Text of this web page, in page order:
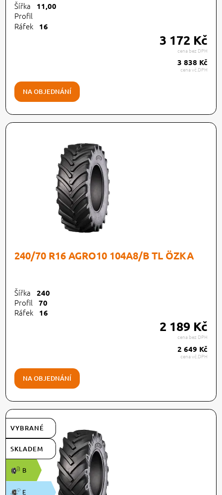
Šířka 11,00
Profil
Ráfek
16
3 172 Kč
cena bez DPH
3 838 Kč
cena vč.DPH
NA OBJEDNÁNÍ
240/70 R16 AGRO10 104A8/B TL ÖZKA
Šířka 240
Profil 70
Ráfek 16
2 189 Kč
cena bez DPH
2 649 Kč
cena vč.DPH
NA OBJEDNÁNÍ
VYBRANÉ
SKLADEM
B
E